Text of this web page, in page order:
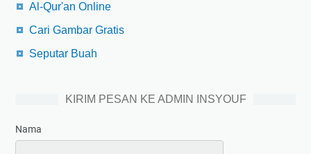
Al-Qur'an Online
Cari Gambar Gratis
Seputar Buah
KIRIM PESAN KE ADMIN INSYOUF
Nama